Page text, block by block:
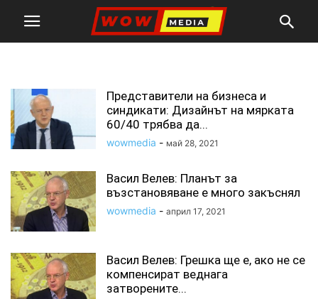
Представители на бизнеса и
синдикати: Дизайнът на мярката
60/40 трябва да...
wowmedia - май 28, 2021
Васил Велев: Планът за
възстановяване е много закъснял
wowmedia - април 17, 2021
Васил Велев: Грешка ще е, ако не се
компенсират веднага
затворените...